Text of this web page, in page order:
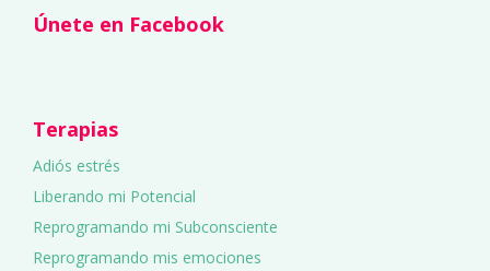
Únete en Facebook
Terapias
Adiós estrés
Liberando mi Potencial
Reprogramando mi Subconsciente
Reprogramando mis emociones